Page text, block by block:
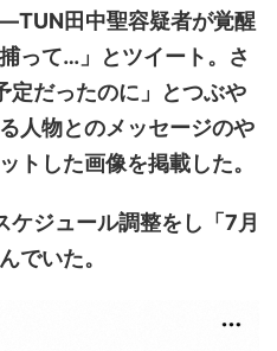
田中聖容疑者が覚醒
って…」とツイート。さ
定だったのに」とつぶや
人物とのメッセージのや
トした画像を掲載した。
ケジュール調整をし「7月
でいた。